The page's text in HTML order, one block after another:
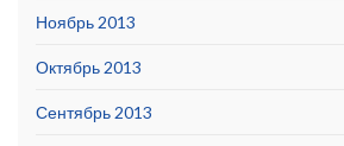
Ноябрь 2013
Октябрь 2013
Сентябрь 2013